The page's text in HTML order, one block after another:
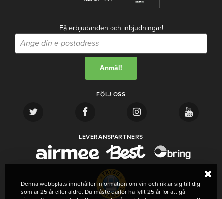
Få erbjudanden och inbjudningar!
FÖLJ OSS
LEVERANSPARTNERS
Denna webbplats innehåller information om vin och riktar sig till dig
som är 25 år eller äldre. Du måste därför ha fyllt 25 år för att gå